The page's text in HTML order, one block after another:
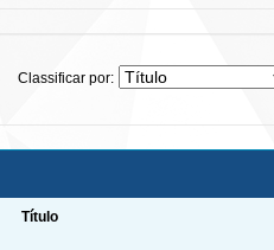
Classificar por:
Título